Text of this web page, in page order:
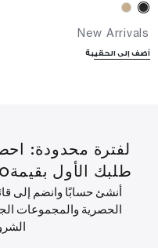
New Arrivals
أضف إلى الحقيبة
طلبك الأول بقيمة60 درهم إماراتي أو أكثر.
أنشئ حسابًا وانضم إلى
الحصرية والمجموعات